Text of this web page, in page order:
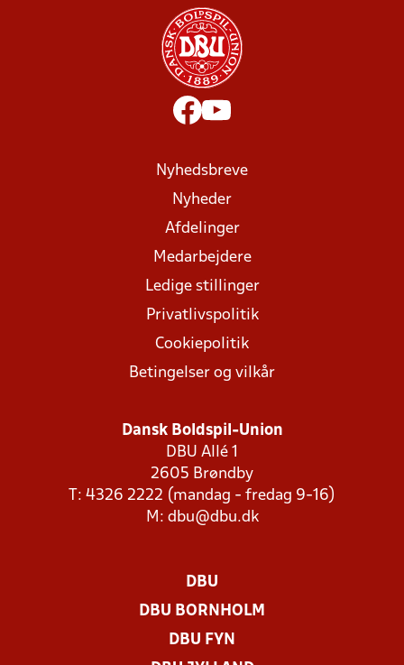
Nyhedsbreve
Nyheder
Afdelinger
Medarbejdere
Ledige stillinger
Privatlivspolitik
Cookiepolitik
Betingelser og vilkår
Dansk Boldspil-Union
DBU Allé 1
2605 Brøndby
T: 4326 2222 (mandag - fredag 9-16)
M: dbu@dbu.dk
DBU
DBU BORNHOLM
DBU FYN